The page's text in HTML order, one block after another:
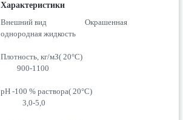
Характеристики
Внешний вид Окрашенная
однородная жидкость
Плотность, кг/мЗ( 20°С)
900-1100
рН -100 % раствора( 20°С)
3,0-5,0